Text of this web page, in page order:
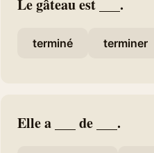
Le gâteau est ___.
terminé terminer
Elle a ___ de ___.